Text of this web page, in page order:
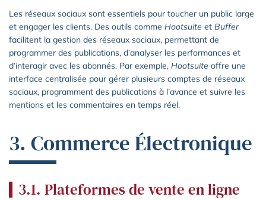
Les réseaux sociaux sont essentiels pour toucher un public large
et engager les clients. Des outils comme Hootsuite et Buffer
facilitent la gestion des réseaux sociaux, permettant de
programmer des publications, d’analyser les performances et
d’interagir avec les abonnés. Par exemple, Hootsuite offre une
interface centralisée pour gérer plusieurs comptes de réseaux
sociaux, programment des publications à l’avance et suivre les
mentions et les commentaires en temps réel.
3. Commerce Électronique
3.1. Plateformes de vente en ligne